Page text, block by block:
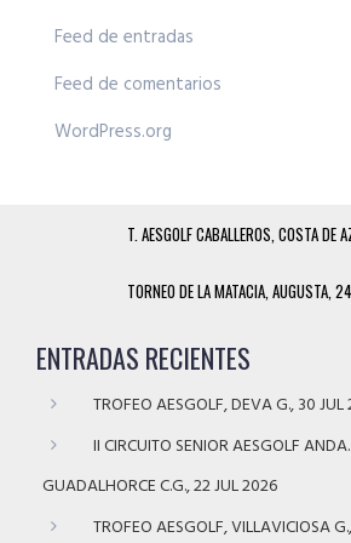
Feed de entradas
Feed de comentarios
WordPress.org
T. AESGOLF CABALLEROS, COSTA DE
TORNEO DE LA MATACIA, AUGUSTA,
ENTRADAS RECIENTES
TROFEO AESGOLF, DEVA G., 30
II CIRCUITO SENIOR AESGOLF
GUADALHORCE C.G., 22 JUL 2026
TROFEO AESGOLF, VILLAVICIOSA